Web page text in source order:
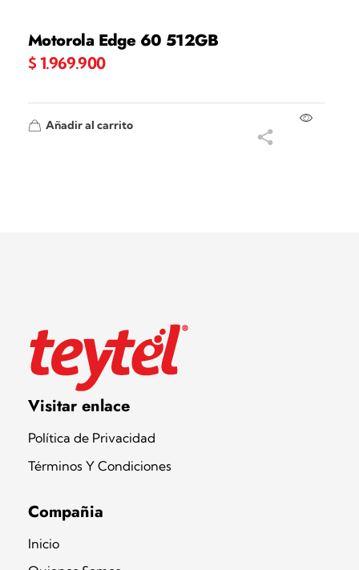
Motorola Edge 60 512GB
$ 1.969.900
Añadir al carrito
Teytel S.A.S
Teytel - Distribuidor autorizado de claro
Visitar enlace
Política de Privacidad
Términos Y Condiciones
Compañia
Inicio